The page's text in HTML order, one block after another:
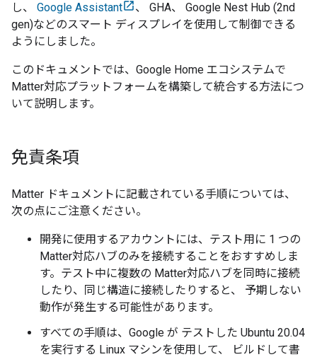
し、 Google Assistant 、 GHA、 Google Nest Hub (2nd
gen)などのスマート ディスプレイを使用して制御できる
ようにしました。
このドキュメントでは、Google Home エコシステムで
Matter対応プラットフォームを構築して統合する方法につ
いて説明します。
免責条項
Matter ドキュメントに記載されている手順については、
次の点にご注意ください。
開発に使用するアカウントには、テスト用に 1 つの
Matter対応ハブのみを接続することをおすすめしま
す。テスト中に複数の Matter対応ハブを同時に接続
したり、同じ構造に接続したりすると、 予期しない
動作が発生する可能性があります。
すべての手順は、Google が テストした Ubuntu 20.04
を実行する Linux マシンを使用して、 ビルドして書